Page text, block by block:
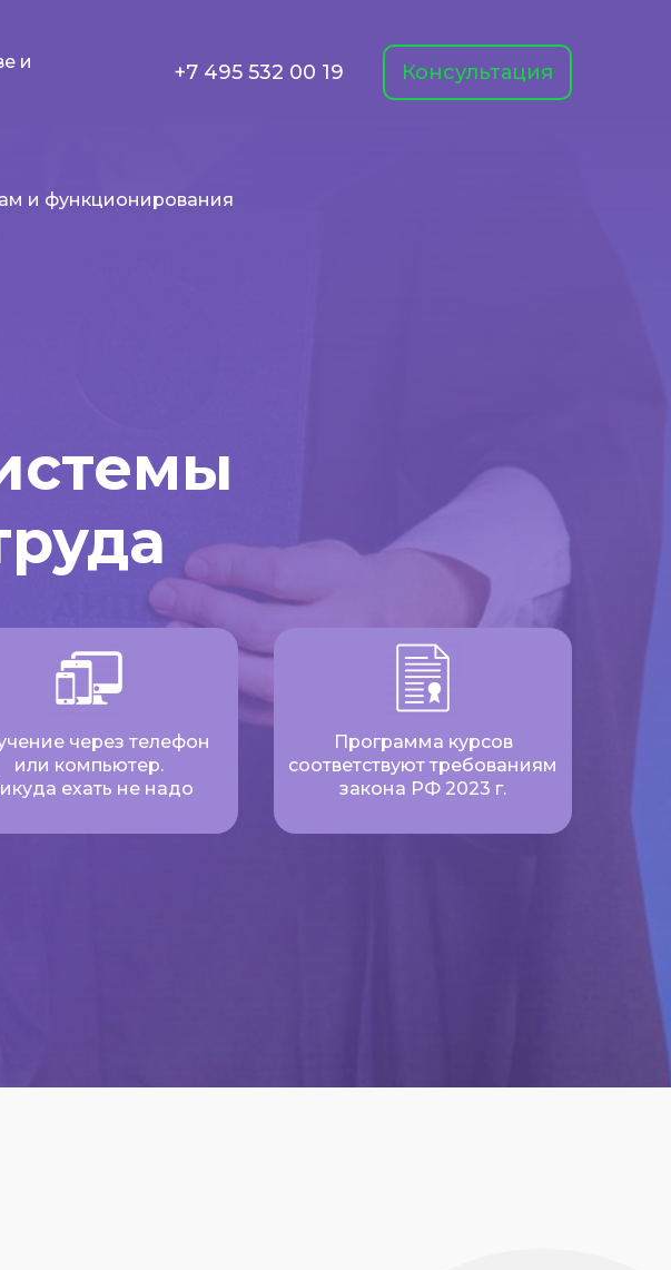
и
+7 495 532 00 19 Консультация
через телефон
или компьютер.
ехать не надо
Программа курсов
соответствуют требованиям
закона РФ 2023 г.
и функционирования